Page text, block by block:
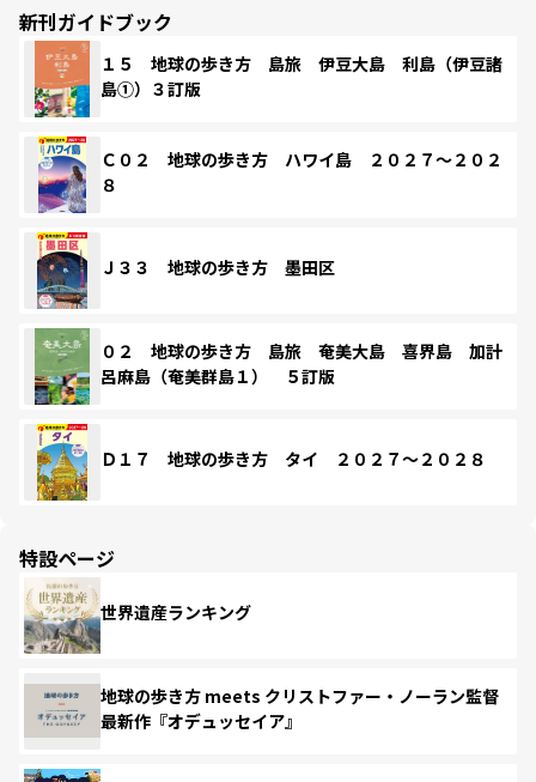
新刊ガイドブック
１５ 地球の歩き方 島旅 伊豆大島 利島（伊豆諸
島①）３訂版
Ｃ０２ 地球の歩き方 ハワイ島 ２０２７～２０２
８
Ｊ３３ 地球の歩き方 墨田区
０２ 地球の歩き方 島旅 奄美大島 喜界島 加計
呂麻島（奄美群島１） ５訂版
Ｄ１７ 地球の歩き方 タイ ２０２７～２０２８
特設ページ
世界遺産ランキング
地球の歩き方 meets クリストファー・ノーラン監督
最新作『オデュッセイア』